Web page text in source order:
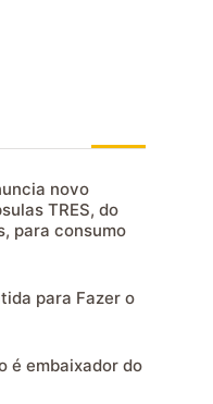
novo
TRES, do
para consumo
para Fazer o
é embaixador do